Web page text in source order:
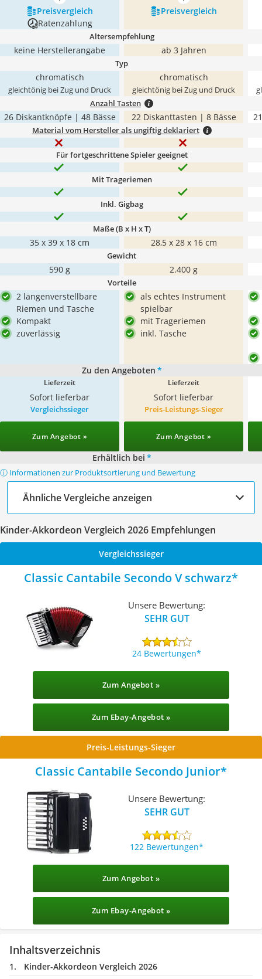
Preis­vergleich
Preis­vergleich
Ratenzahlung
Altersempfehlung
keine Herstellerangabe ab 3 Jahren
Typ
chromatisch
gleichtönig bei Zug und Druck
chromatisch
gleichtönig bei Zug und Druck
Anzahl Tasten
26 Diskantknöpfe | 48 Bässe 22 Diskanttasten | 8 Bässe
Material vom Hersteller als ungiftig deklariert
Für fortgeschrittene Spieler geeignet
Mit Trageriemen
Inkl. Gigbag
Maße (B x H x T)
35 x 39 x 18 cm 28,5 x 28 x 16 cm
Gewicht
590 g 2.400 g
Vorteile
2 längenverstellbare
Riemen und Tasche
Kompakt
zuverlässig
als echtes Instrument
spielbar
mit Trageriemen
inkl. Tasche
Zu den Angeboten *
Lieferzeit
Sofort lieferbar
Lieferzeit
Sofort lieferbar
Vergleichssieger
Zum Angebot »
Preis-Leistungs-Sieger
Zum Angebot »
Erhältlich bei *
ⓘ Informationen zur Produktsortierung und Bewertung
Ähnliche Vergleiche anzeigen
Kinder-Akkordeon Vergleich 2026 Empfehlungen
Vergleichssieger
Classic Cantabile Secondo V schwarz
Unsere Bewertung:
SEHR GUT
24 Bewertungen
Zum Angebot »
Zum Ebay-Angebot »
Preis-Leistungs-Sieger
Classic Cantabile Secondo Junior
Unsere Bewertung:
SEHR GUT
122 Bewertungen
Zum Angebot »
Zum Ebay-Angebot »
Inhaltsverzeichnis
Kinder-Akkordeon Vergleich 2026